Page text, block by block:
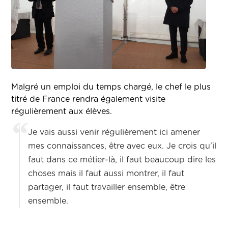
Malgré un emploi du temps chargé, le chef le plus
titré de France rendra également visite
régulièrement aux élèves.
Je vais aussi venir régulièrement ici amener
mes connaissances, être avec eux. Je crois qu'il
faut dans ce métier-là, il faut beaucoup dire les
choses mais il faut aussi montrer, il faut
partager, il faut travailler ensemble, être
ensemble.